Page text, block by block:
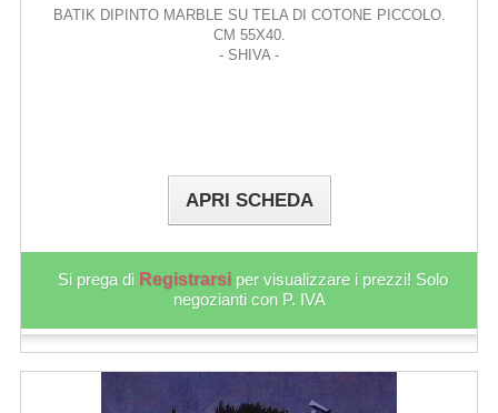
BATIK DIPINTO MARBLE SU TELA DI COTONE PICCOLO.
CM 55X40.
- SHIVA -
APRI SCHEDA
Si prega di Registrarsi per visualizzare i prezzi! Solo
negozianti con P. IVA